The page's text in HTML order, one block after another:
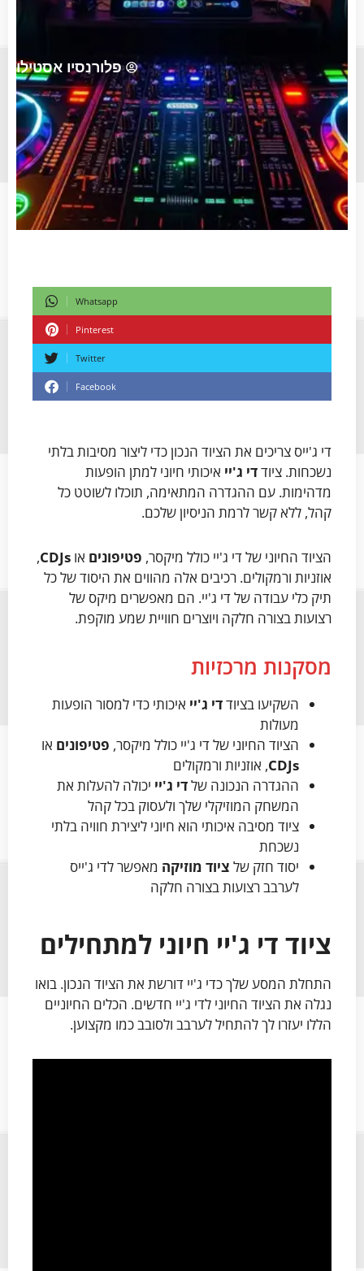
פלורנסיו אסטילו
Whatsapp
Pinterest
Twitter
Facebook
די ג'ייס צריכים את הציוד הנכון כדי ליצור מסיבות בלתי
נשכחות. ציודדי ג'יי איכותי חיוני למתן הופעות
מדהימות. עם ההגדרה המתאימה, תוכלו לשוטט כל
קהל, ללא קשר לרמת הניסיון שלכם.
הציוד החיוני של די ג'יי כולל מיקסר, פטיפונים או CDJs
,
אוזניות ורמקולים. רכיבים אלה מהווים את היסוד של כל
תיק כלי עבודה של די ג'יי. הם מאפשרים מיקס של
רצועות בצורה חלקה ויוצרים חוויית שמע מוקפת.
מסקנות מרכזיות
השקיעו בציודדי ג'יי איכותי כדי למסור הופעות
מעולות
הציוד החיוני של די ג'יי כולל מיקסר, פטיפונים או
CDJs, אוזניות ורמקולים
ההגדרה הנכונה שלדי ג'יי יכולה להעלות את
המשחק המוזיקלי שלך ולעסוק בכל קהל
ציוד מסיבה איכותי הוא חיוני ליצירת חוויה בלתי
נשכחת
יסוד חזק של ציוד מוזיקה מאפשר לדי ג'ייס
לערבב רצועות בצורה חלקה
ציוד די ג'יי חיוני למתחילים
התחלת המסע שלך כדי ג'יי דורשת את הציוד הנכון. בואו
נגלה את הציוד החיוני לדי ג'יי חדשים. הכלים החיוניים
הללו יעזרו לך להתחיל לערבב ולסובב כמו מקצוען.